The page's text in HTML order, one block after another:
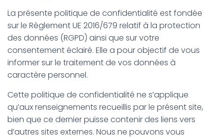
La présente politique de confidentialité est fondée
sur le Règlement UE 2016/679 relatif à la protection
des données (RGPD) ainsi que sur votre
consentement éclairé. Elle a pour objectif de vous
informer sur le traitement de vos données à
caractère personnel.
Cette politique de confidentialité ne s’applique
qu’aux renseignements recueillis par le présent site,
bien que ce dernier puisse contenir des liens vers
d’autres sites externes. Nous ne pouvons vous